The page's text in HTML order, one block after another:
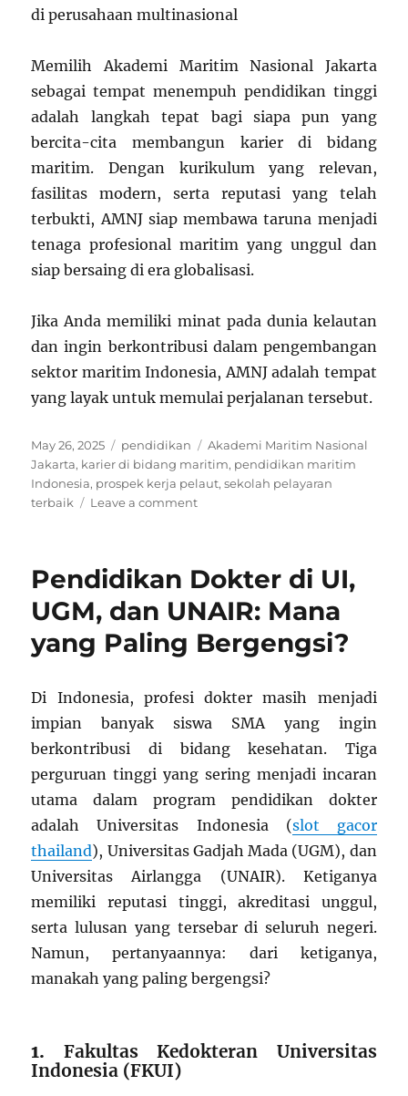
di perusahaan multinasional
Memilih Akademi Maritim Nasional Jakarta
sebagai tempat menempuh pendidikan tinggi
adalah langkah tepat bagi siapa pun yang
bercita-cita membangun karier di bidang
maritim. Dengan kurikulum yang relevan,
fasilitas modern, serta reputasi yang telah
terbukti, AMNJ siap membawa taruna menjadi
tenaga profesional maritim yang unggul dan
siap bersaing di era globalisasi.
Jika Anda memiliki minat pada dunia kelautan
dan ingin berkontribusi dalam pengembangan
sektor maritim Indonesia, AMNJ adalah tempat
yang layak untuk memulai perjalanan tersebut.
Posted
on
May 26, 2025 Categories
pendidikan Tags
Akademi Maritim Nasional
Jakarta, karier di bidang maritim, pendidikan maritim
Indonesia, prospek kerja pelaut,sekolah pelayaran
terbaik
Leave a commenton
Jakarta:
Tepat
untuk
Karier
Bidang
Pendidikan Dokter di UI,
UGM, dan UNAIR: Mana
yang Paling Bergengsi?
Di Indonesia, profesi dokter masih menjadi
impian banyak siswa SMA yang ingin
berkontribusi di bidang kesehatan. Tiga
perguruan tinggi yang sering menjadi incaran
utama dalam program pendidikan dokter
adalah Universitas Indonesia (slot gacor
thailand), Universitas Gadjah Mada (UGM), dan
Universitas Airlangga (UNAIR). Ketiganya
memiliki reputasi tinggi, akreditasi unggul,
serta lulusan yang tersebar di seluruh negeri.
Namun, pertanyaannya: dari ketiganya,
manakah yang paling bergengsi?
1. Fakultas Kedokteran Universitas
Indonesia (FKUI)